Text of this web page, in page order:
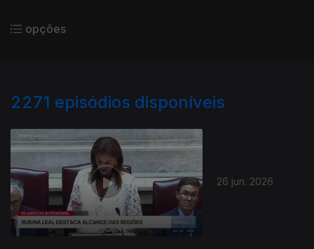
opções
2271 episódios disponíveis
26 jun. 2026